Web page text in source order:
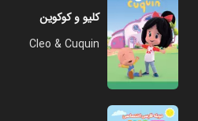
کلیو و کوکوین
Cleo & Cuquin